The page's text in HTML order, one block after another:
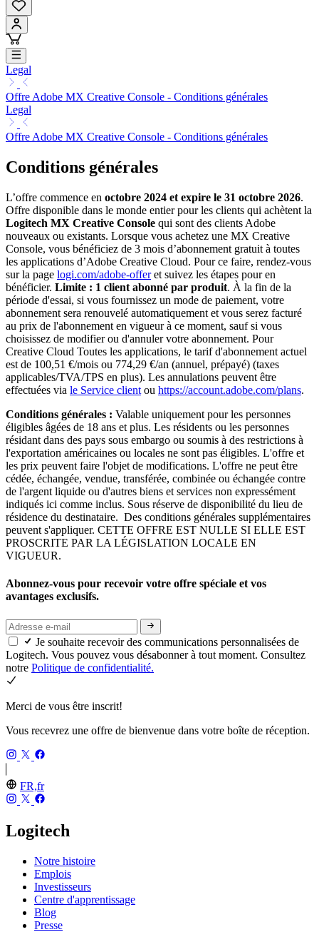
Legal
Offre Adobe MX Creative Console - Conditions générales
Legal
Offre Adobe MX Creative Console - Conditions générales
Conditions générales
L’offre commence en octobre 2024 et expire le 31 octobre 2026.
Offre disponible dans le monde entier pour les clients qui achètent la
Logitech MX Creative Console qui sont des clients Adobe
nouveaux ou existants. Lorsque vous achetez une MX Creative
Console, vous bénéficiez de 3 mois d’abonnement gratuit à toutes
les applications d’Adobe Creative Cloud. Pour ce faire, rendez-vous
sur la page logi.com/adobe-offeret suivez les étapes pour en
bénéficier. Limite : 1 client abonné par produit. À la fin de la
période d'essai, si vous fournissez un mode de paiement, votre
abonnement sera renouvelé automatiquement et vous serez facturé
au prix de l'abonnement en vigueur à ce moment, sauf si vous
choisissez de modifier ou d'annuler votre abonnement. Pour
Creative Cloud Toutes les applications, le tarif d'abonnement actuel
est de 100,51 €/mois ou 774,29 €/an (annuel, prépayé) (taxes
applicables/TVA/TPS en plus). Les annulations peuvent être
effectuées via le Service client ou https://account.adobe.com/plans.
Conditions générales : Valable uniquement pour les personnes
éligibles âgées de 18 ans et plus. Les résidents ou les personnes
résidant dans des pays sous embargo ou soumis à des restrictions à
l'exportation américaines ou locales ne sont pas éligibles. L'offre et
les prix peuvent faire l'objet de modifications. L'offre ne peut être
cédée, échangée, vendue, transférée, combinée ou échangée contre
de l'argent liquide ou d'autres biens et services non expressément
indiqués ici comme inclus. Sous réserve de disponibilité du lieu de
résidence du destinataire. Des conditions générales supplémentaires
peuvent s'appliquer. CETTE OFFRE EST NULLE SI ELLE EST
PROSCRITE PAR LA LÉGISLATION LOCALE EN
VIGUEUR.
Abonnez-vous pour recevoir votre offre spéciale et vos
avantages exclusifs.
Je souhaite recevoir des communications personnalisées de
Logitech. Vous pouvez vous désabonner à tout moment. Consultez
notre Politique de confidentialité.
Merci de vous être inscrit!
Vous recevrez une offre de bienvenue dans votre boîte de réception.
FR,fr
Logitech
Notre histoire
Emplois
Investisseurs
Centre d'apprentissage
Blog
Presse